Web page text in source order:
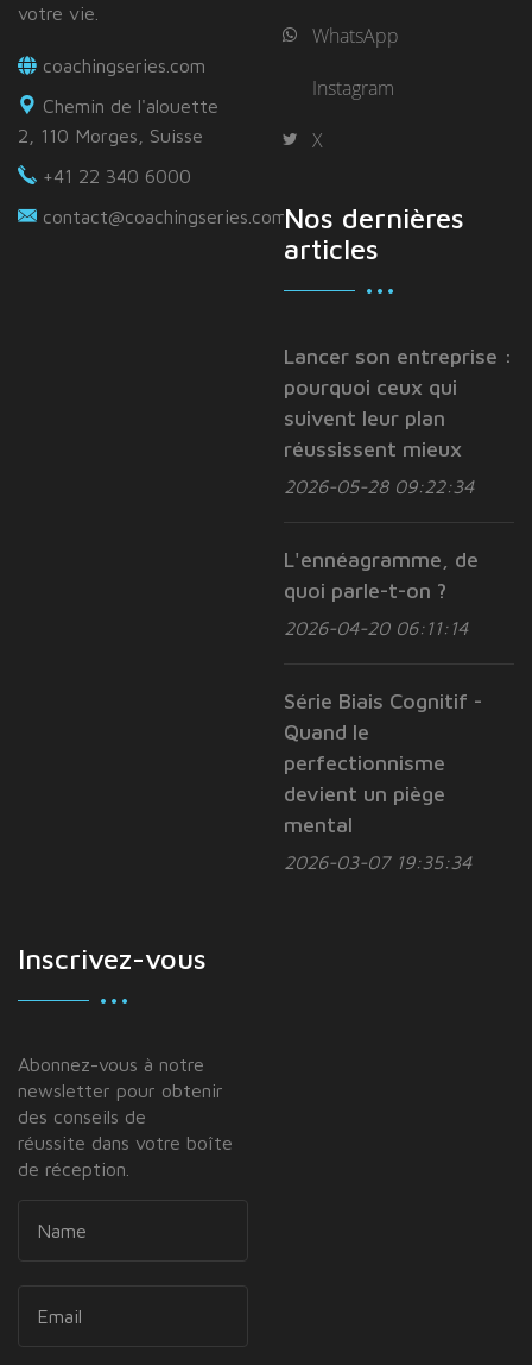
votre vie.
coachingseries.com
Chemin de l'alouette
2, 110 Morges, Suisse
+41 22 340 6000
contact@coachingseries.com
WhatsApp
Instagram
X
Nos dernières
articles
Lancer son entreprise :
pourquoi ceux qui
suivent leur plan
réussissent mieux
2026-05-28 09:22:34
L'ennéagramme, de
quoi parle-t-on ?
2026-04-20 06:11:14
Série Biais Cognitif -
Quand le
perfectionnisme
devient un piège
mental
2026-03-07 19:35:34
Inscrivez-vous
Abonnez-vous à notre
newsletter pour obtenir
des conseils de
réussite dans votre boîte
de réception.